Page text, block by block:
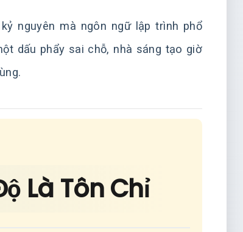
nguyên mà ngôn ngữ lập trình phổ
dấu phẩy sai chỗ, nhà sáng tạo giờ
Là Tôn Chỉ